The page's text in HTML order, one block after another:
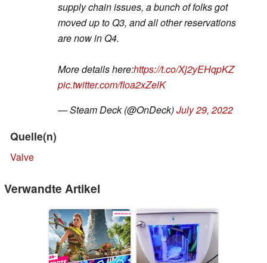
supply chain issues, a bunch of folks got
moved up to Q3, and all other reservations
are now in Q4.
More details here:https://t.co/Xj2yEHqpKZ
pic.twitter.com/floa2xZelK
— Steam Deck (@OnDeck)July 29, 2022
Quelle(n)
Valve
Verwandte Artikel